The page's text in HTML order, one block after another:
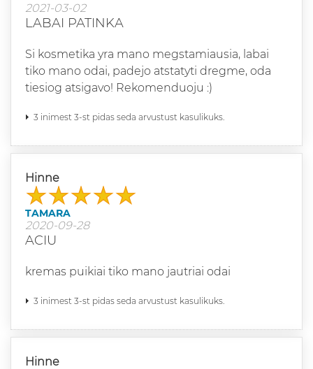
2021-03-02
LABAI PATINKA
Si kosmetika yra mano megstamiausia, labai
tiko mano odai, padejo atstatyti dregme, oda
tiesiog atsigavo! Rekomenduoju :)
3 inimest 3-st pidas seda arvustust kasulikuks.
Hinne
TAMARA
2020-09-28
ACIU
kremas puikiai tiko mano jautriai odai
3 inimest 3-st pidas seda arvustust kasulikuks.
Hinne